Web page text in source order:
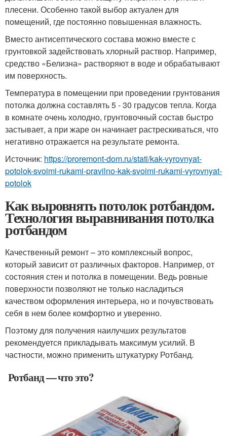
плесени. Особенно такой выбор актуален для
помещений, где постоянно повышенная влажность.
Вместо антисептического состава можно вместе с
грунтовкой задействовать хлорный раствор. Например,
средство «Белизна» растворяют в воде и обрабатывают
им поверхность.
Температура в помещении при проведении грунтования
потолка должна составлять 5 - 30 градусов тепла. Когда
в комнате очень холодно, грунтовочный состав быстро
застывает, а при жаре он начинает растрескиваться, что
негативно отражается на результате ремонта.
Источник: https://proremont-dom.ru/stati/kak-vyrovnyat-
potolok-svoimi-rukami-pravilno-kak-svoimi-rukami-vyrovnyat-
potolok
Как выровнять потолок ротбандом.
Технология выравнивания потолка
ротбандом
Качественный ремонт – это комплексный вопрос,
который зависит от различных факторов. Например, от
состояния стен и потолка в помещении. Ведь ровные
поверхности позволяют не только насладиться
качеством оформления интерьера, но и почувствовать
себя в нем более комфортно и уверенно.
Поэтому для получения наилучших результатов
рекомендуется прикладывать максимум усилий. В
частности, можно применить штукатурку Ротбанд.
Ротбанд — что это?